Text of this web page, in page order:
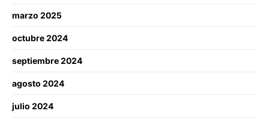
marzo 2025
octubre 2024
septiembre 2024
agosto 2024
julio 2024